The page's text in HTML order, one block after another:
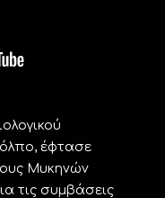
έφτασε
Μυκηνών
τις συμβάσεις